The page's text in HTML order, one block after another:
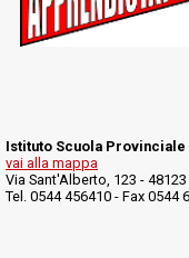
Istituto Scuola Provinciale
vai alla mappa
Via Sant'Alberto, 123 - 48123
Tel. 0544 456410 - Fax 0544